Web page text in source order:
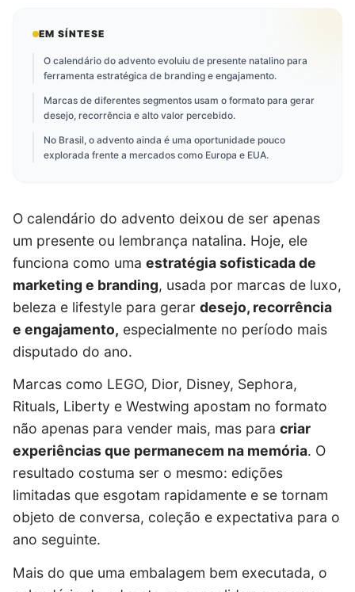
EM SÍNTESE
O calendário do advento evoluiu de presente natalino para
ferramenta estratégica de branding e engajamento.
Marcas de diferentes segmentos usam o formato para gerar
desejo, recorrência e alto valor percebido.
No Brasil, o advento ainda é uma oportunidade pouco
explorada frente a mercados como Europa e EUA.
O calendário do advento deixou de ser apenas
um presente ou lembrança natalina. Hoje, ele
funciona como uma estratégia sofisticada de
marketing e branding, usada por marcas de luxo,
beleza e lifestyle para gerar desejo, recorrência
e engajamento, especialmente no período mais
disputado do ano.
Marcas como LEGO, Dior, Disney, Sephora,
Rituals, Liberty e Westwing apostam no formato
não apenas para vender mais, mas para criar
experiências que permanecem na memória. O
resultado costuma ser o mesmo: edições
limitadas que esgotam rapidamente e se tornam
objeto de conversa, coleção e expectativa para o
ano seguinte.
Mais do que uma embalagem bem executada, o